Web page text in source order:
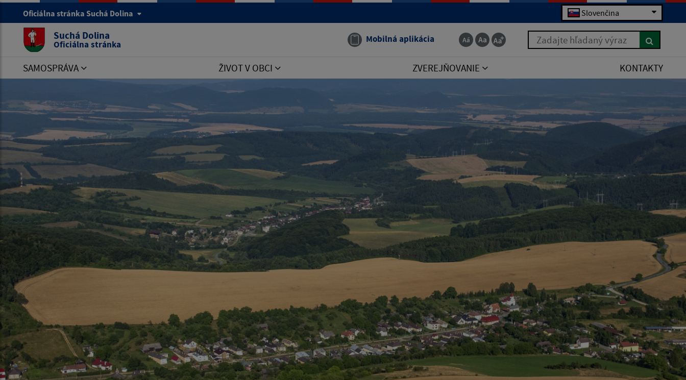
Oficiálna stránka Suchá Dolina Slovenčina
Suchá Dolina
Oficiálna stránka Mobilná aplikácia Zadajte hľadaný výraz
SAMOSPRÁVA ŽIVOT V OBCI ZVEREJŇOVANIE KONTAKTY